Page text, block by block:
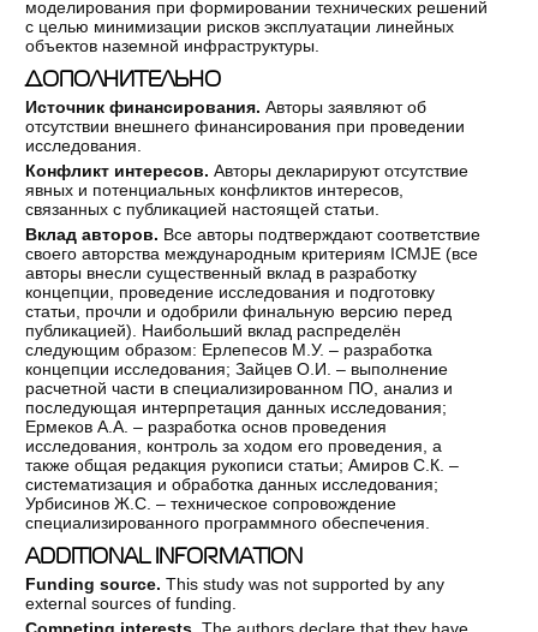
моделирования при формировании технических решений
с целью минимизации рисков эксплуатации линейных
объектов наземной инфраструктуры.
ДОПОЛНИТЕЛЬНО
Источник финансирования. Авторы заявляют об
отсутствии внешнего финансирования при проведении
исследования.
Конфликт интересов. Авторы декларируют отсутствие
явных и потенциальных конфликтов интересов,
связанных с публикацией настоящей статьи.
Вклад авторов. Все авторы подтверждают соответствие
своего авторства международным критериям ICMJE (все
авторы внесли существенный вклад в разработку
концепции, проведение исследования и подготовку
статьи, прочли и одобрили финальную версию перед
публикацией). Наибольший вклад распределён
следующим образом: Ерлепесов М.У. – разработка
концепции исследования; Зайцев О.И. – выполнение
расчетной части в специализированном ПО, анализ и
последующая интерпретация данных исследования;
Ермеков А.А. – разработка основ проведения
исследования, контроль за ходом его проведения, а
также общая редакция рукописи статьи; Амиров С.К. –
систематизация и обработка данных исследования;
Урбисинов Ж.С. – техническое сопровождение
специализированного программного обеспечения.
ADDITIONAL INFORMATION
Funding source. This study was not supported by any
external sources of funding.
Competing interests. The authors declare that they have